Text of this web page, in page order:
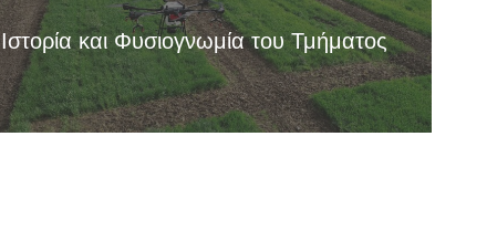
Ιστορία και Φυσιογνωμία του Τμήματος